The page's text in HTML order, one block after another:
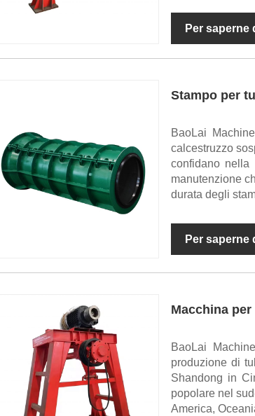
Per saperne
Stampo per
BaoLai
calcestruzzo
confidano nella
manutenzione
durata degli
Per saperne
Macchina
BaoLai
produzione di
Shandong in
popolare nel
America,